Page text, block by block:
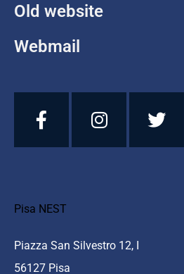
Old website
Webmail
Pisa NEST
Piazza San Silvestro 12, I
56127 Pisa